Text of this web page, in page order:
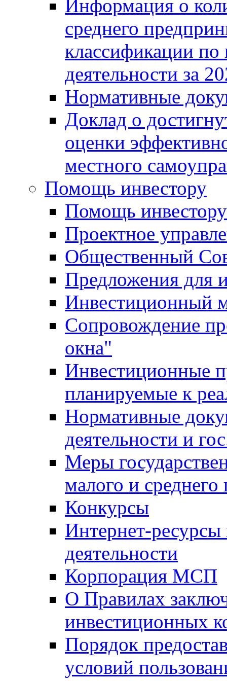
Информация о
среднего
классификации
деятельности за
Нормативные
Доклад о
оценки
местного
Помощь инвестору
Помощь инвестору
Проектное
Общественный
Предложения для
Инвестиционный
Сопровождение
окна"
Инвестиционные
планируемые к
Нормативные
деятельности и
Меры
малого и среднего
Конкурсы
Интернет-
деятельности
Корпорация МСП
О Правилах
инвестиционных
Порядок
условий